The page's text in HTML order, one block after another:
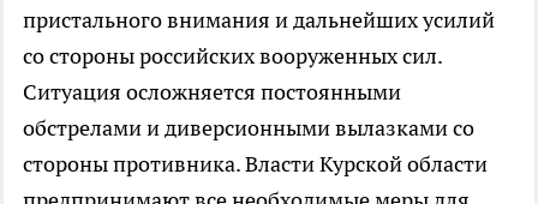
пристального внимания и дальнейших усилий
со стороны российских вооруженных сил.
Ситуация осложняется постоянными
обстрелами и диверсионными вылазками со
стороны противника. Власти Курской области